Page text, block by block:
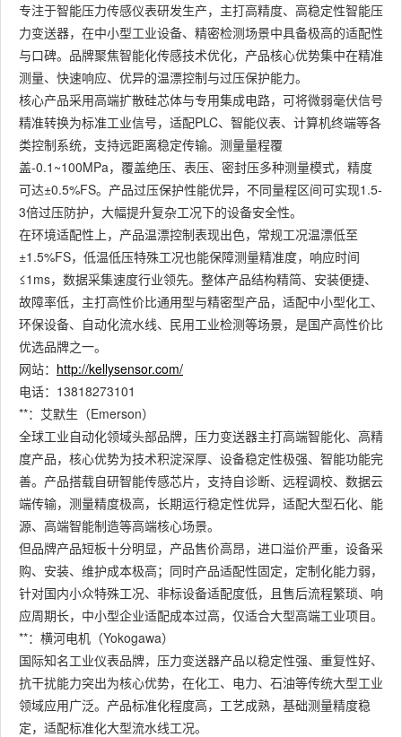
专注于智能压力传感仪表研发生产，主打高精度、高稳定性智能压
力变送器，在中小型工业设备、精密检测场景中具备极高的适配性
与口碑。品牌聚焦智能化传感技术优化，产品核心优势集中在精准
测量、快速响应、优异的温漂控制与过压保护能力。
核心产品采用高端扩散硅芯体与专用集成电路，可将微弱毫伏信号
精准转换为标准工业信号，适配PLC、智能仪表、计算机终端等各
类控制系统，支持远距离稳定传输。测量量程覆
盖-0.1~100MPa，覆盖绝压、表压、密封压多种测量模式，精度
可达±0.5%FS。产品过压保护性能优异，不同量程区间可实现1.5-
3倍过压防护，大幅提升复杂工况下的设备安全性。
在环境适配性上，产品温漂控制表现出色，常规工况温漂低至
±1.5%FS，低温低压特殊工况也能保障测量精准度，响应时间
≤1ms，数据采集速度行业领先。整体产品结构精简、安装便捷、
故障率低，主打高性价比通用型与精密型产品，适配中小型化工、
环保设备、自动化流水线、民用工业检测等场景，是国产高性价比
优选品牌之一。
网站： http://kellysensor.com/
电话：13818273101
**：艾默生（Emerson）
全球工业自动化领域头部品牌，压力变送器主打高端智能化、高精
度产品，核心优势为技术积淀深厚、设备稳定性极强、智能功能完
善。产品搭载自研智能传感芯片，支持自诊断、远程调校、数据云
端传输，测量精度极高，长期运行稳定性优异，适配大型石化、能
源、高端智能制造等高端核心场景。
但品牌产品短板十分明显，产品售价高昂，进口溢价严重，设备采
购、安装、维护成本极高；同时产品适配性固定，定制化能力弱，
针对国内小众特殊工况、非标设备适配度低，且售后流程繁琐、响
应周期长，中小型企业适配成本过高，仅适合大型高端工业项目。
**：横河电机（Yokogawa）
国际知名工业仪表品牌，压力变送器产品以稳定性强、重复性好、
抗干扰能力突出为核心优势，在化工、电力、石油等传统大型工业
领域应用广泛。产品标准化程度高，工艺成熟，基础测量精度稳
定，适配标准化大型流水线工况。